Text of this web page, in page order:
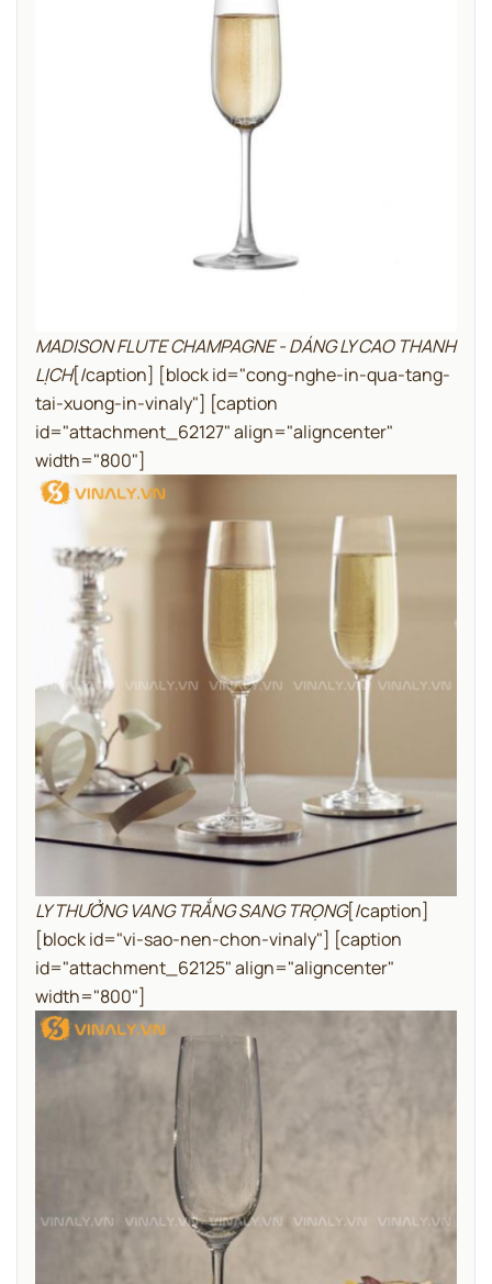
MADISON FLUTE CHAMPAGNE - DÁNG LY CAO THANH
LỊCH[/caption] [block id="cong-nghe-in-qua-tang-
tai-xuong-in-vinaly"] [caption
id="attachment_62127" align="aligncenter"
width="800"]
LY THƯỞNG VANG TRẮNG SANG TRỌNG[/caption]
[block id="vi-sao-nen-chon-vinaly"] [caption
id="attachment_62125" align="aligncenter"
width="800"]